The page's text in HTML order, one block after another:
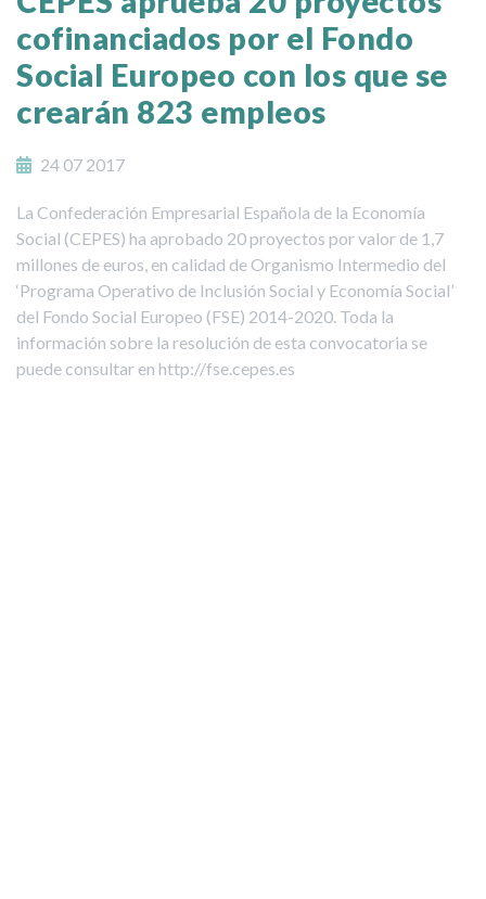
cofinanciados por el Fondo
Social Europeo con los que se
crearán 823 empleos
24 07 2017
La Confederación Empresarial Española de la Economía
Social (CEPES) ha aprobado 20 proyectos por valor de 1,7
millones de euros, en calidad de Organismo Intermedio del
‘Programa Operativo de Inclusión Social y Economía Social’
del Fondo Social Europeo (FSE) 2014-2020. Toda la
información sobre la resolución de esta convocatoria se
puede consultar en http://fse.cepes.es